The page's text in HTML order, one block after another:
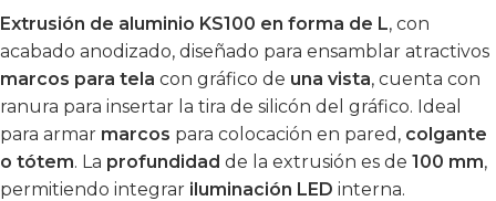
Extrusión de aluminio KS100 en forma de L, con
acabado anodizado, diseñado para ensamblar atractivos
marcos para tela con gráfico de una vista, cuenta con
ranura para insertar la tira de silicón del gráfico. Ideal
para armar marcos para colocación en pared, colgante
o tótem. La profundidad de la extrusión es de 100 mm,
permitiendo integrar iluminación LED interna.